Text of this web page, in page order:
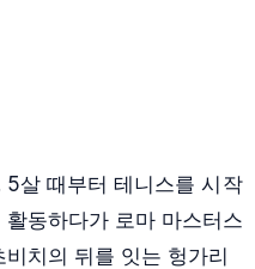
살 때부터 테니스를 시작
동하다가 로마 마스터스
치의 뒤를 잇는 헝가리